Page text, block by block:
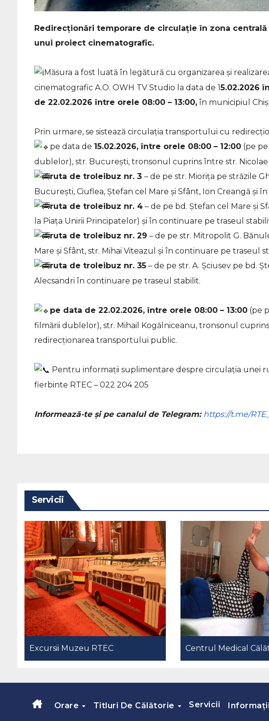
Redirecționări temporare de circulație în zona
unui proiect cinematografic.
Măsura a fost luată în legătură cu organizarea și
cinematografic A.O. OWH TV Studio la data de 15.02.2026
de 22.02.2026 între orele 08:00 – 13:00, în municipiul
Prin urmare, se sistează circulația transportului cu
pe data de 15.02.2026, între orele 08:00 – 12:00 (pe
dublelor), str. București, tronsonul cuprins între str. Nicolae
ruta de troleibuz nr. 3 – de pe str. Miorița pe străzile
București, Ciuflea, Ștefan cel Mare și Sfânt, Ion Creangă și
ruta de troleibuz nr. 4 – de pe bd. Ștefan cel Mare și
la Piața Unirii Principatelor) și în continuare pe traseul
ruta de troleibuz nr. 29 – de pe str. Mitropolit G.
Mare și Sfânt, str. Mihai Viteazul și în continuare pe traseul
ruta de troleibuz nr. 35 – de pe str. A. Șciusev pe bd.
Alecsandri în continuare pe traseul stabilit.
pe data de 22.02.2026, între orele 08:00 – 13:00 (pe
filmării dublelor), str. Mihail Kogălniceanu, tronsonul
redirecționarea transportului public.
Pentru informații suplimentare despre circulația unei
fierbinte RTEC – 022 204 205
Informează-te și pe canalul de Telegram: https://t.me/
Servicii
Excursii Muzeu RTEC Centrul Medical
Orare Titluri De Călătorie Servicii Informații